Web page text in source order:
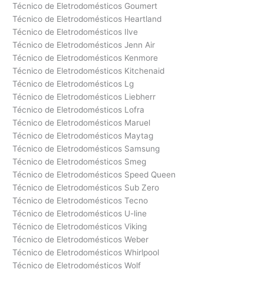
Técnico de Eletrodomésticos Goumert
Técnico de Eletrodomésticos Heartland
Técnico de Eletrodomésticos Ilve
Técnico de Eletrodomésticos Jenn Air
Técnico de Eletrodomésticos Kenmore
Técnico de Eletrodomésticos Kitchenaid
Técnico de Eletrodomésticos Lg
Técnico de Eletrodomésticos Liebherr
Técnico de Eletrodomésticos Lofra
Técnico de Eletrodomésticos Maruel
Técnico de Eletrodomésticos Maytag
Técnico de Eletrodomésticos Samsung
Técnico de Eletrodomésticos Smeg
Técnico de Eletrodomésticos Speed Queen
Técnico de Eletrodomésticos Sub Zero
Técnico de Eletrodomésticos Tecno
Técnico de Eletrodomésticos U-line
Técnico de Eletrodomésticos Viking
Técnico de Eletrodomésticos Weber
Técnico de Eletrodomésticos Whirlpool
Técnico de Eletrodomésticos Wolf